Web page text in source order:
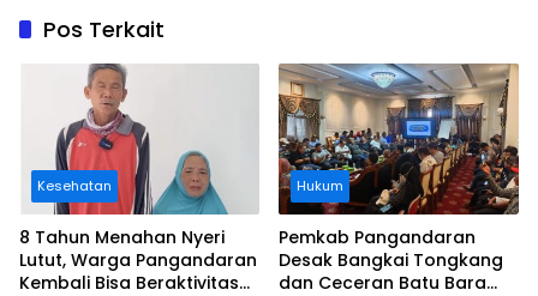
Pos Terkait
Kesehatan
8 Tahun Menahan Nyeri
Lutut, Warga Pangandaran
Kembali Bisa Beraktivitas
Hukum
Pemkab Pangandaran
Desak Bangkai Tongkang
dan Ceceran Batu Bara